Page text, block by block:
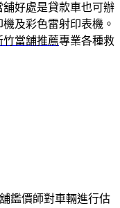
好處是貸款車也可辦
及彩色雷射印表機。
竹當舖推薦專業各種救
鑑價師對車輛進行估